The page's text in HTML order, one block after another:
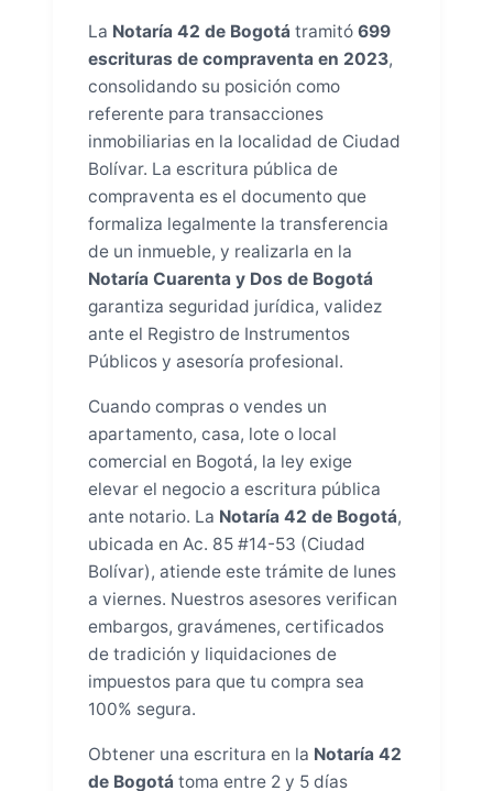
La Notaría 42 de Bogotá tramitó 699
escrituras de compraventa en 2023,
consolidando su posición como
referente para transacciones
inmobiliarias en la localidad de Ciudad
Bolívar. La escritura pública de
compraventa es el documento que
formaliza legalmente la transferencia
de un inmueble, y realizarla en la
Notaría Cuarenta y Dos de Bogotá
garantiza seguridad jurídica, validez
ante el Registro de Instrumentos
Públicos y asesoría profesional.
Cuando compras o vendes un
apartamento, casa, lote o local
comercial en Bogotá, la ley exige
elevar el negocio a escritura pública
ante notario. La Notaría 42 de Bogotá,
ubicada en Ac. 85 #14-53 (Ciudad
Bolívar), atiende este trámite de lunes
a viernes. Nuestros asesores verifican
embargos, gravámenes, certificados
de tradición y liquidaciones de
impuestos para que tu compra sea
100% segura.
Obtener una escritura en la Notaría 42
de Bogotá toma entre 2 y 5 días